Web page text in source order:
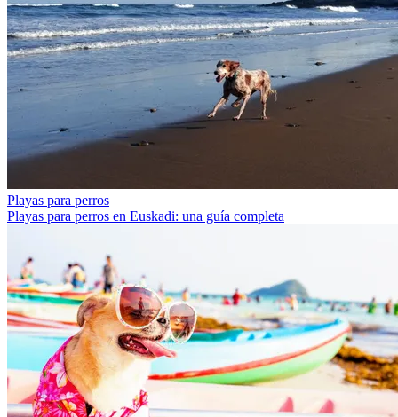
Playas para perros
Playas para perros en Euskadi: una guía completa